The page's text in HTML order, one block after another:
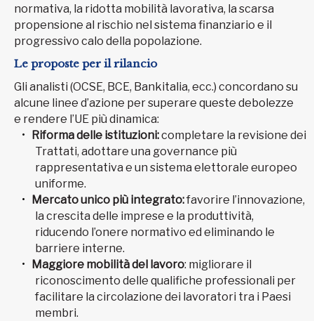
normativa, la ridotta mobilità lavorativa, la scarsa
propensione al rischio nel sistema finanziario e il
progressivo calo della popolazione.
Le proposte per il rilancio
Gli analisti (OCSE, BCE, Bankitalia, ecc.) concordano su
alcune linee d’azione per superare queste debolezze
e rendere l’UE più dinamica:
Riforma delle istituzioni:completare la revisione dei
Trattati, adottare una governance più
rappresentativa e un sistema elettorale europeo
uniforme.
Mercato unico più integrato:favorire l’innovazione,
la crescita delle imprese e la produttività,
riducendo l’onere normativo ed eliminando le
barriere interne.
Maggiore mobilità del lavoro: migliorare il
riconoscimento delle qualifiche professionali per
facilitare la circolazione dei lavoratori tra i Paesi
membri.